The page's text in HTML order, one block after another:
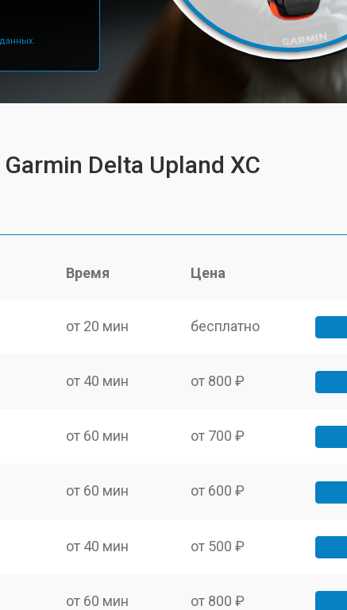
Delta Upland XC
Время Цена
от 20 мин бесплатно
от 40 мин от 800 ₽
от 60 мин от 700 ₽
от 60 мин от 600 ₽
от 40 мин от 500 ₽
от 60 мин от 800 ₽